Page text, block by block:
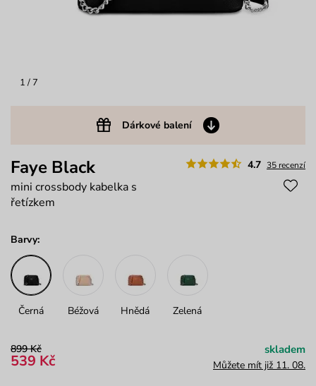
1 / 7
Dárkové balení
4.7 35 recenzí
Faye Black
mini crossbody kabelka s
řetízkem
Barvy:
Černá Béžová Hnědá Zelená
899 Kč
539 Kč
skladem
Můžete mít již 11. 08.